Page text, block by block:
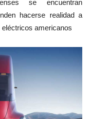
se encuentran
hacerse realidad a
americanos